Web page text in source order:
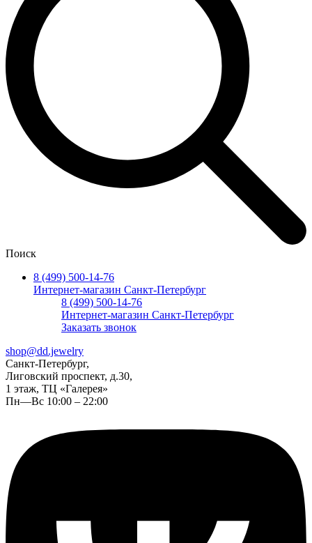
Поиск
8 (499) 500-14-76
Интернет-магазин Санкт-Петербург
8 (499) 500-14-76
Интернет-магазин Санкт-Петербург
Заказать звонок
shop@dd.jewelry
Санкт-Петербург,
Лиговский проспект, д.30,
1 этаж, ТЦ «Галерея»
Пн—Вс 10:00 – 22:00